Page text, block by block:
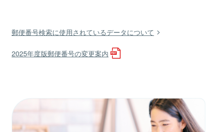
郵便番号検索に使用されているデータについて
2025年度版郵便番号の変更案内